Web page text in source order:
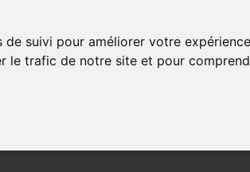
suivi pour améliorer votre
le trafic de notre site et pour